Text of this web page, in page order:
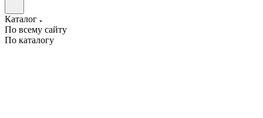
Каталог
По всему сайту
По каталогу